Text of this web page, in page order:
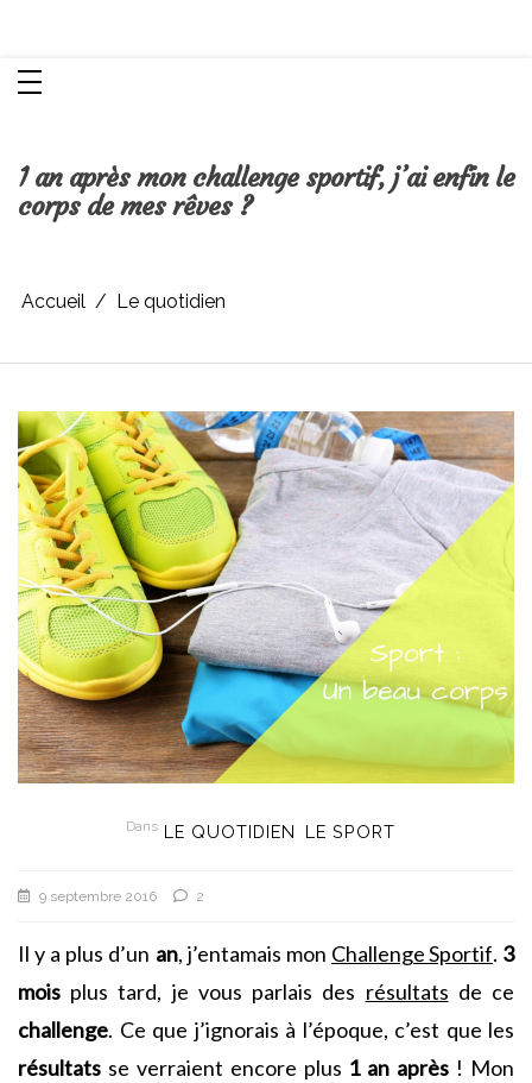
1 an après mon challenge sportif, j’ai enfin le
corps de mes rêves ?
Accueil Le quotidien
Dans LE QUOTIDIEN LE SPORT
9 septembre 2016 2
Il y a plus d’un an, j’entamais mon Challenge Sportif. 3
mois plus tard, je vous parlais des résultats de ce
challenge. Ce que j’ignorais à l’époque, c’est que les
résultats se verraient encore plus 1 an après ! Mon